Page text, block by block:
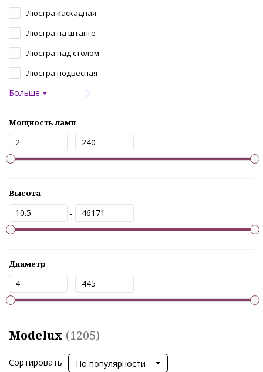
Люстра каскадная
Люстра на штанге
Люстра над столом
Люстра подвесная
Больше
Мощность ламп
-
Высота
-
Диаметр
-
Modelux (1205)
Сортировать По популярности